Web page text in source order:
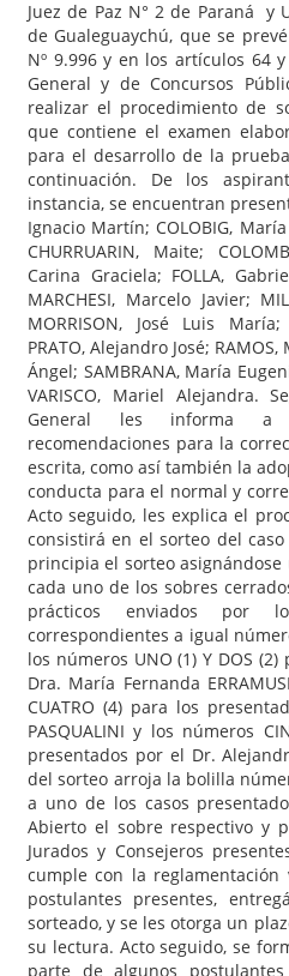
Juez de Paz N° 2 de Paraná y
de Gualeguaychú, que se
Nº 9.996 y en los artículos 64
General y de Concursos
realizar el procedimiento de
que contiene el examen
para el desarrollo de la
continuación. De los
instancia, se encuentran
Ignacio Martín; COLOBIG,
CHURRUARIN, Maite;
Carina Graciela; FOLLA,
MARCHESI, Marcelo Javier;
MORRISON, José Luis
PRATO, Alejandro José;
Ángel; SAMBRANA, María
VARISCO, Mariel Alejandra.
General les informa a
recomendaciones para la
escrita, como así también la
conducta para el normal y
Acto seguido, les explica el
consistirá en el sorteo del
principia el sorteo
cada uno de los sobres
prácticos enviados por
correspondientes a igual
los números UNO (1) Y DOS
Dra. María Fernanda
CUATRO (4) para los
PASQUALINI y los números
presentados por el Dr.
del sorteo arroja la bolilla
a uno de los casos
Abierto el sobre respectivo y
Jurados y Consejeros
cumple con la reglamentación
postulantes presentes,
sorteado, y se les otorga un
su lectura. Acto seguido, se
parte de algunos